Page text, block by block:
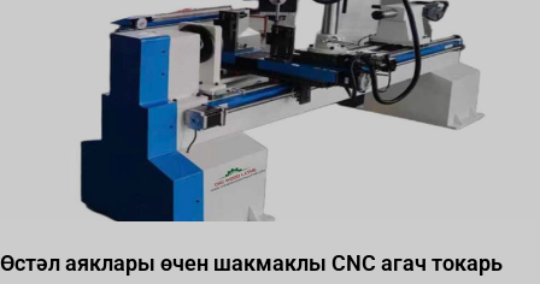
Өстәл аяклары өчен шакмаклы CNC агач токарь